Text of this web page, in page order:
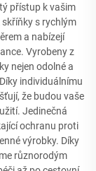
přístup k vašim
s rychlým
a nabízejí
Vyrobeny z
nejen odolné a
individuálnímu
že budou vaše
Jedinečná
ochranu proti
výrobky. Díky
různorodým